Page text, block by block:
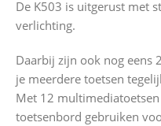
De K503 is uitgerust met
verlichting.
Daarbij zijn ook nog eens
je meerdere toetsen
Met 12
toetsenbord gebruiken